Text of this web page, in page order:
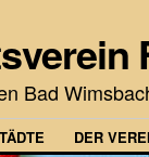
Bad
DER